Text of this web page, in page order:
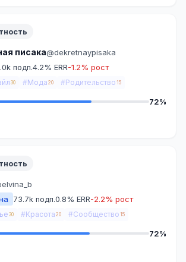
писака@dekretnaypisaka
подп.4.2% ERR-1.2% рост
30 #Мода 20 #Родительство 15
72%
73.7k подп.0.8% ERR-2.2% рост
30 #Красота 20 #Сообщество 15
72%